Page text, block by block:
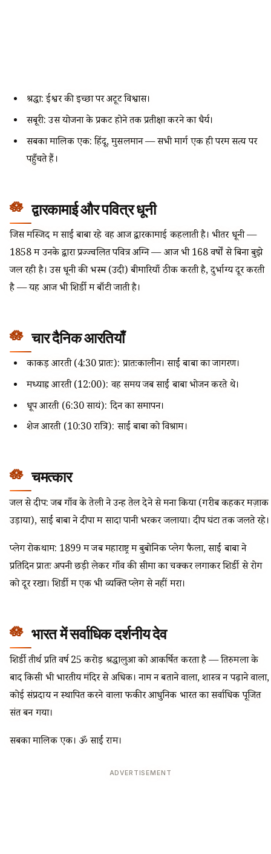
श्रद्धा: ईश्वर की इच्छा पर अटूट विश्वास।
सबूरी: उस योजना के प्रकट होने तक प्रतीक्षा करने का धैर्य।
सबका मालिक एक: हिंदू, मुसलमान — सभी मार्ग एक ही परम सत्य पर
पहुँचते हैं।
द्वारकामाई और पवित्र धूनी
जिस मस्जिद में साईं बाबा रहे वह आज द्वारकामाई कहलाती है। भीतर धूनी —
1858 में उनके द्वारा प्रज्ज्वलित पवित्र अग्नि — आज भी 168 वर्षों से बिना बुझे
जल रही है। उस धूनी की भस्म (उदी) बीमारियाँ ठीक करती है, दुर्भाग्य दूर करती
है — यह आज भी शिर्डी में बाँटी जाती है।
चार दैनिक आरतियाँ
काकड़ आरती (4:30 प्रातः): प्रातःकालीन। साईं बाबा का जागरण।
मध्याह्न आरती (12:00): वह समय जब साईं बाबा भोजन करते थे।
धूप आरती (6:30 सायं): दिन का समापन।
शेज आरती (10:30 रात्रि): साईं बाबा को विश्राम।
चमत्कार
जल से दीप: जब गाँव के तेली ने उन्हें तेल देने से मना किया (गरीब कहकर मज़ाक
उड़ाया), साईं बाबा ने दीपों में सादा पानी भरकर जलाया। दीप घंटों तक जलते रहे।
प्लेग रोकथाम: 1899 में जब महाराष्ट्र में बुबोनिक प्लेग फैला, साईं बाबा ने
प्रतिदिन प्रातः अपनी छड़ी लेकर गाँव की सीमा का चक्कर लगाकर शिर्डी से रोग
को दूर रखा। शिर्डी में एक भी व्यक्ति प्लेग से नहीं मरा।
भारत में सर्वाधिक दर्शनीय देव
शिर्डी तीर्थ प्रति वर्ष 25 करोड़ श्रद्धालुओं को आकर्षित करता है — तिरुमला के
बाद किसी भी भारतीय मंदिर से अधिक। नाम न बताने वाला, शास्त्र न पढ़ाने वाला,
कोई संप्रदाय न स्थापित करने वाला फकीर आधुनिक भारत का सर्वाधिक पूजित
संत बन गया।
सबका मालिक एक। ॐ साईं राम।
ADVERTISEMENT